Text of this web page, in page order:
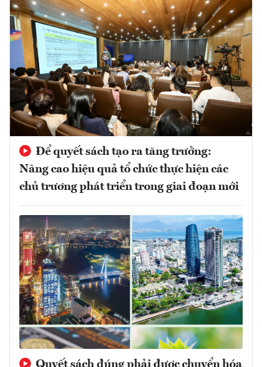
Để quyết sách tạo ra tăng trưởng:
Nâng cao hiệu quả tổ chức thực hiện các
chủ trương phát triển trong giai đoạn mới